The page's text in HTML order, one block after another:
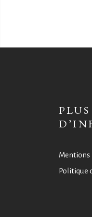
PLUS
Mentions
Politique